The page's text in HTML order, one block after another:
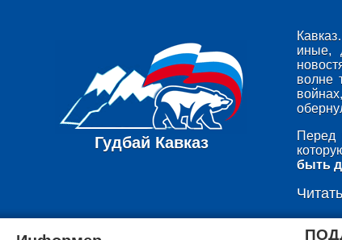
Гудбай Кавказ
иные,
волне
Перед
быть